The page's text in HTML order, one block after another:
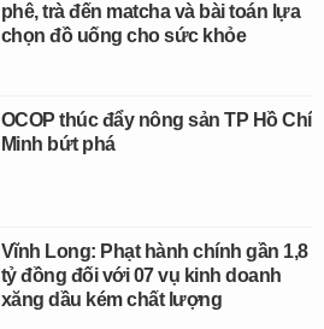
phê, trà đến matcha và bài toán lựa
chọn đồ uống cho sức khỏe
OCOP thúc đẩy nông sản TP Hồ Chí
Minh bứt phá
Vĩnh Long: Phạt hành chính gần 1,8
tỷ đồng đối với 07 vụ kinh doanh
xăng dầu kém chất lượng